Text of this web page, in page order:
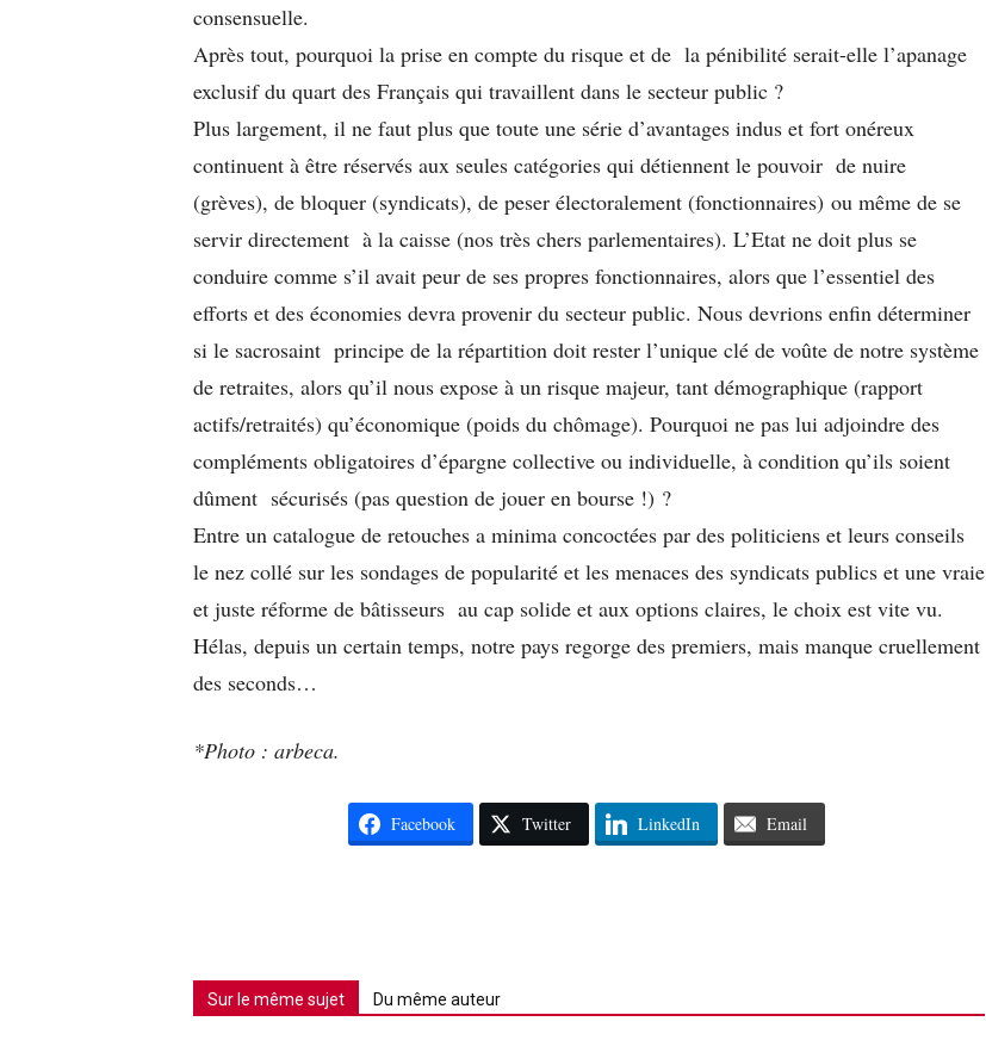
consensuelle.
Après tout, pourquoi la prise en compte du risque et de la pénibilité serait-elle l’apanage
exclusif du quart des Français qui travaillent dans le secteur public ?
Plus largement, il ne faut plus que toute une série d’avantages indus et fort onéreux
continuent à être réservés aux seules catégories qui détiennent le pouvoir de nuire
(grèves), de bloquer (syndicats), de peser électoralement (fonctionnaires) ou même de se
servir directement à la caisse (nos très chers parlementaires). L’Etat ne doit plus se
conduire comme s’il avait peur de ses propres fonctionnaires, alors que l’essentiel des
efforts et des économies devra provenir du secteur public. Nous devrions enfin déterminer
si le sacrosaint principe de la répartition doit rester l’unique clé de voûte de notre système
de retraites, alors qu’il nous expose à un risque majeur, tant démographique (rapport
actifs/retraités) qu’économique (poids du chômage). Pourquoi ne pas lui adjoindre des
compléments obligatoires d’épargne collective ou individuelle, à condition qu’ils soient
dûment sécurisés (pas question de jouer en bourse !) ?
Entre un catalogue de retouches a minima concoctées par des politiciens et leurs conseils
le nez collé sur les sondages de popularité et les menaces des syndicats publics et une vraie
et juste réforme de bâtisseurs au cap solide et aux options claires, le choix est vite vu.
Hélas, depuis un certain temps, notre pays regorge des premiers, mais manque cruellement
des seconds…
*Photo : arbeca.
Facebook Twitter LinkedIn Email
Sur le même sujet Du même auteur